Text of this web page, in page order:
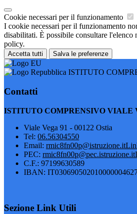
Cookie necessari per il funzionamento
I cookie necessari per il funzionamento
disabilitati. È possibile consultare l'elenco
policy.
Accetta tutti Salva le preferenze
ISTITUTO
Contatti
ISTITUTO COMPRENSIVO VIALE
Viale Vega 91 - 00122 Ostia
Tel: 06.56304550
Email: rmic8fn00p@istruzione.it
PEC: rmic8fn00p@pec.istruzione.it
C.F.: 97199630589
IBAN:
Sezione Link Utili